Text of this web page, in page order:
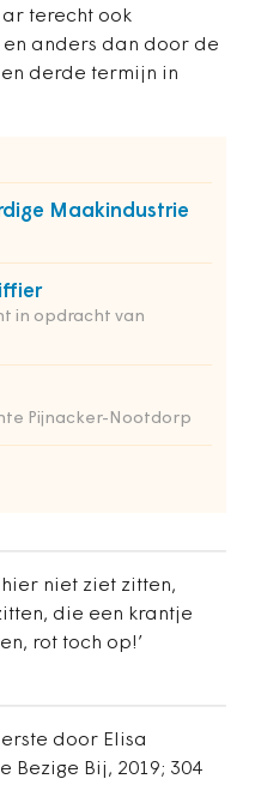
terecht ook
en anders dan door de
derde termijn in
Maakindustrie
in opdracht van
Pijnacker-Nootdorp
hier niet ziet zitten,
die een krantje
rot toch op!’
door Elisa
Bezige Bij, 2019; 304